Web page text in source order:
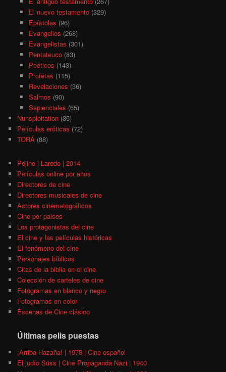
El nuevo testamento(329)
Epístolas (96)
Evangelios (268)
Evangelistas (301)
Pentateuco(83)
Poéticos (143)
Profetas (115)
Revelaciones (36)
Salmos (90)
Sapienciales (65)
Nunsploitation (35)
Películas eróticas (72)
TORÁ (88)
Pejino | Laredo | 2014
Películas online por años
Directores de cine
Directores musicales de cine
Actores cinematográficos
Cine por paises
Los protagonistas del cine
El cine y las películas históricas
El fenómeno del cine
Personajes bíblicos
Citas de la biblia en el cine
Colección de carteles de cine
Fotogramas en blanco y negro
Fotogramas en color
Escenas de Cine clásico
Últimas pelis puestas
¡Arriba Hazaña! | 1978 | Cine español
El judío Süss | Cine Propaganda Nazi | 1940